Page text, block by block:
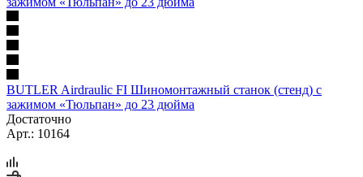
BUTLER Airdraulic FI Шиномонтажный станок (стенд) с
зажимом «Тюльпан» до 23 дюйма
Достаточно
Арт.: 10164